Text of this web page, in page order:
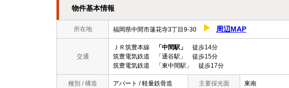
物件基本情報
所在地 福岡県中間市蓮花寺3丁目9-30 周辺MAP
交通
ＪＲ筑豊本線 「中間駅」
徒歩14分
筑豊電気鉄道 「通谷駅」 徒歩15分
筑豊電気鉄道 「東中間駅」 徒歩17分
種別 / 構造 アパート / 軽量鉄骨造 主要採光面 東南